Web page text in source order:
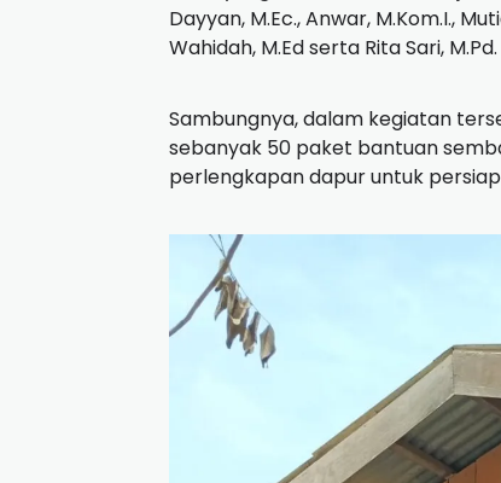
Dayyan, M.Ec., Anwar, M.Kom.I.,
Wahidah, M.Ed serta Rita Sari, M.Pd.
Sambungnya, dalam kegiatan
sebanyak 50 paket bantuan
perlengkapan dapur untuk